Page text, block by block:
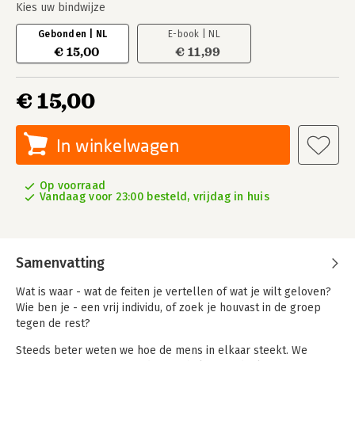
Kies uw bindwijze
Gebonden | NL
€ 15,00
E-book | NL
€ 11,99
€ 15,00
In winkelwagen
Op voorraad
Vandaag voor 23:00 besteld, vrijdag in huis
Samenvatting
Wat is waar - wat de feiten je vertellen of wat je wilt geloven?
Wie ben je - een vrij individu, of zoek je houvast in de groep
tegen de rest?
Steeds beter weten we hoe de mens in elkaar steekt. We